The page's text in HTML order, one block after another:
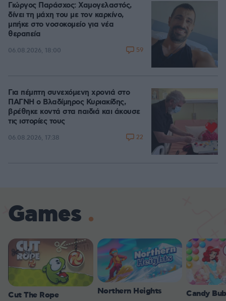
Γιώργος Παράσχος: Χαμογελαστός,
δίνει τη μάχη του με τον καρκίνο,
μπήκε στο νοσοκομείο για νέα
θεραπεία
06.08.2026, 18:00 59
Για πέμπτη συνεχόμενη χρονιά στο
ΠΑΓΝΗ ο Βλαδίμηρος Κυριακίδης,
βρέθηκε κοντά στα παιδιά και άκουσε
τις ιστορίες τους
06.08.2026, 17:38 22
Games
Cut The Rope Northern Heights Candy